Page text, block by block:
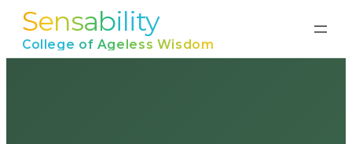
naarSensability
College of Ageless Wisdom